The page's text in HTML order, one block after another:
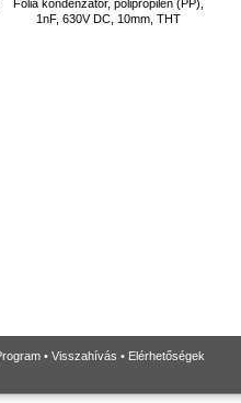
Fólia kondenzátor, polipropilén (PP),
1nF, 630V DC, 10mm, THT
• Visszahívás • Elérhetőségek